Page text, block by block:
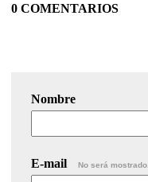
0 COMENTARIOS
Nombre
E-mail No será mostrado.